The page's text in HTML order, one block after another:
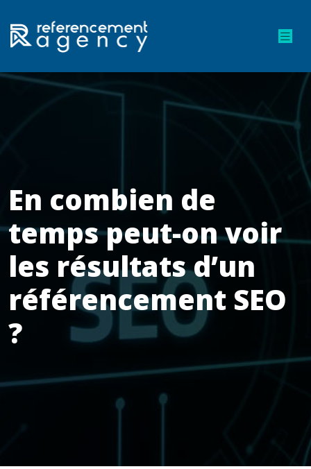
En combien de
temps peut-on voir
les résultats d’un
référencement SEO
?